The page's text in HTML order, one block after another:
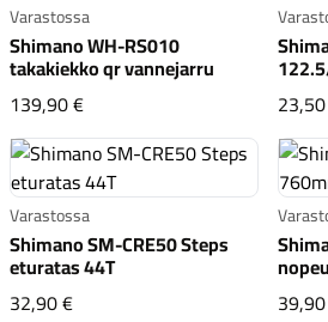
Katso koko
Varastossa
Shimano WH-RS010
takakiekko qr vannejarru
139,90 €Shimano WH-RS010
Varastossa
Shimano SM-CRE50 Steps
eturatas 44T
32,90 €Shimano SM-CRE50 Steps